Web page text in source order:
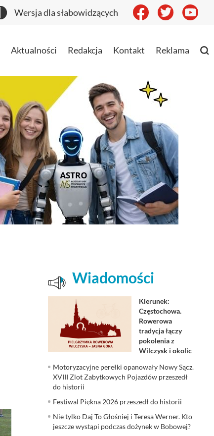
Wersja dla słabowidzących
Aktualności Redakcja Kontakt Reklama
Wiadomości
Kierunek:
Częstochowa.
Rowerowa
tradycja łączy
pokolenia z
Wilczysk i okolic
Motoryzacyjne perełki opanowały Nowy Sącz.
XVIII Zlot Zabytkowych Pojazdów przeszedł
do historii
Festiwal Piękna 2026 przeszedł do historii
Nie tylko Daj To Głośniej i Teresa Werner. Kto
jeszcze wystąpi podczas dożynek w Bobowej?